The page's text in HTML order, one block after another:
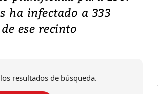
ha infectado a 333
ese recinto
resultados de búsqueda.